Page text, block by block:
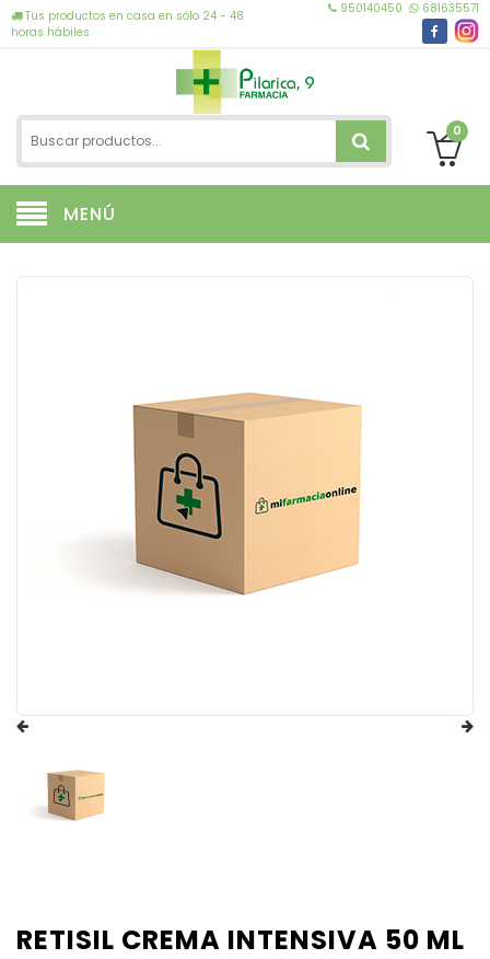
Tus productos en casa en sólo 24 - 48
horas hábiles
950140450 681635571
0
MENÚ
RETISIL CREMA INTENSIVA 50 ML